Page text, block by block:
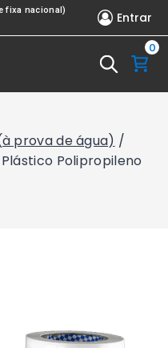
fixa nacional) Entrar
0
prova de água) /
Polipropileno